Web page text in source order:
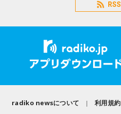
RSS
radiko newsについて 利用規約